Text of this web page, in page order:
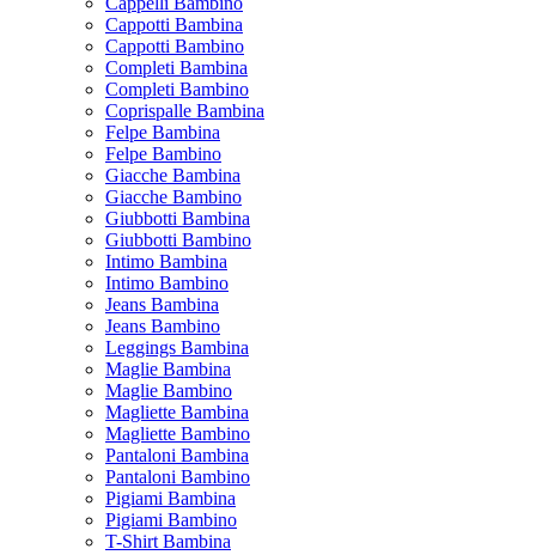
Cappotti Bambina
Cappotti Bambino
Completi Bambina
Completi Bambino
Coprispalle Bambina
Felpe Bambina
Felpe Bambino
Giacche Bambina
Giacche Bambino
Giubbotti Bambina
Giubbotti Bambino
Intimo Bambina
Intimo Bambino
Jeans Bambina
Jeans Bambino
Leggings Bambina
Maglie Bambina
Maglie Bambino
Magliette Bambina
Magliette Bambino
Pantaloni Bambina
Pantaloni Bambino
Pigiami Bambina
Pigiami Bambino
T-Shirt Bambina